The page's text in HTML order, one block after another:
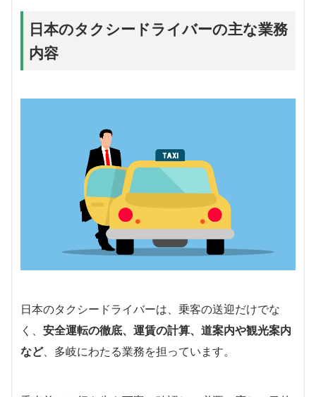
日本のタクシードライバーの主な業務
内容
日本のタクシードライバーは、乗客の送迎だけでな
く、 安全運転の徹底、運賃の計算、道案内や観光案内
など、多岐にわたる業務を担っています。